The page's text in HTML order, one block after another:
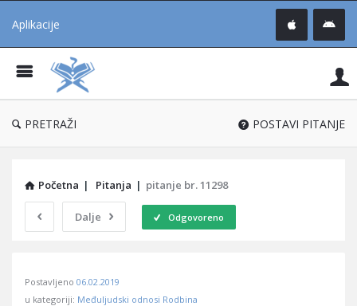
Aplikacije
®
PRETRAŽI POSTAVI PITANJE
Početna | Pitanja | pitanje br. 11298
Dalje Odgovoreno
Učene
Postavljeno 06.02.2019
u kategoriji: Međuljudski odnosi Rodbina